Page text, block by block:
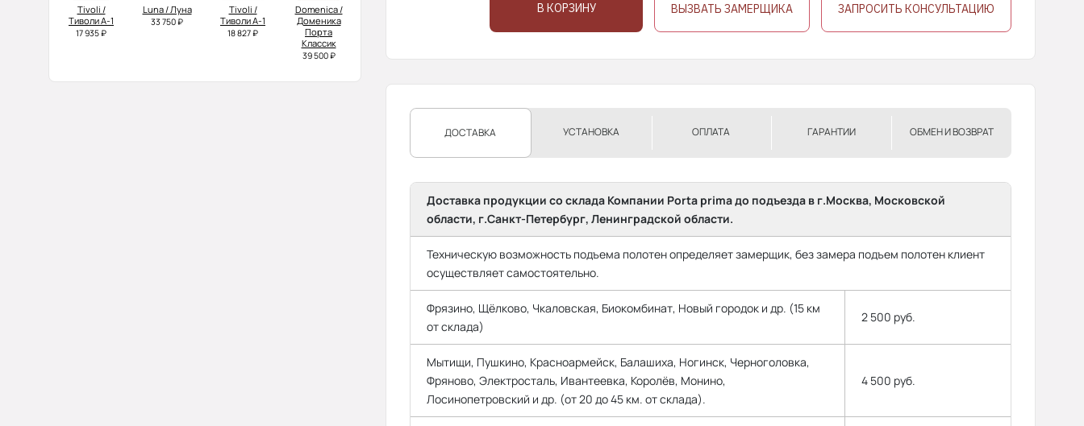
Tivoli /
Тиволи А-1
17 935 ₽
Luna / Луна
33 750 ₽
Tivoli /
Тиволи А-1
18 827 ₽
Domenica /
Доменика
Порта
Классик
39 500 ₽
В КОРЗИНУ ВЫЗВАТЬ ЗАМЕРЩИКА ЗАПРОСИТЬ КОНСУЛЬТАЦИЮ
ДОСТАВКА УСТАНОВКА ОПЛАТА ГАРАНТИИ ОБМЕН И ВОЗВРАТ
Доставка продукции со склада Компании Porta prima до подъезда в г.Москва, Московской
области, г.Санкт-Петербург, Ленинградской области.
Техническую возможность подъема полотен определяет замерщик, без замера подъем полотен клиент
осуществляет самостоятельно.
Фрязино, Щёлково, Чкаловская, Биокомбинат, Новый городок и др. (15 км
от склада)
2 500 руб.
Мытищи, Пушкино, Красноармейск, Балашиха, Ногинск, Черноголовка,
Фряново, Электросталь, Ивантеевка, Королёв, Монино,
Лосинопетровский и др. (от 20 до 45 км. от склада).
4 500 руб.